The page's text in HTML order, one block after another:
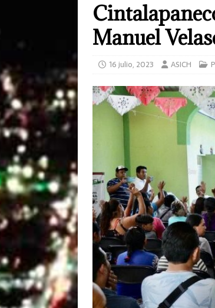
Manuel
16 julio, 2023 ASICH